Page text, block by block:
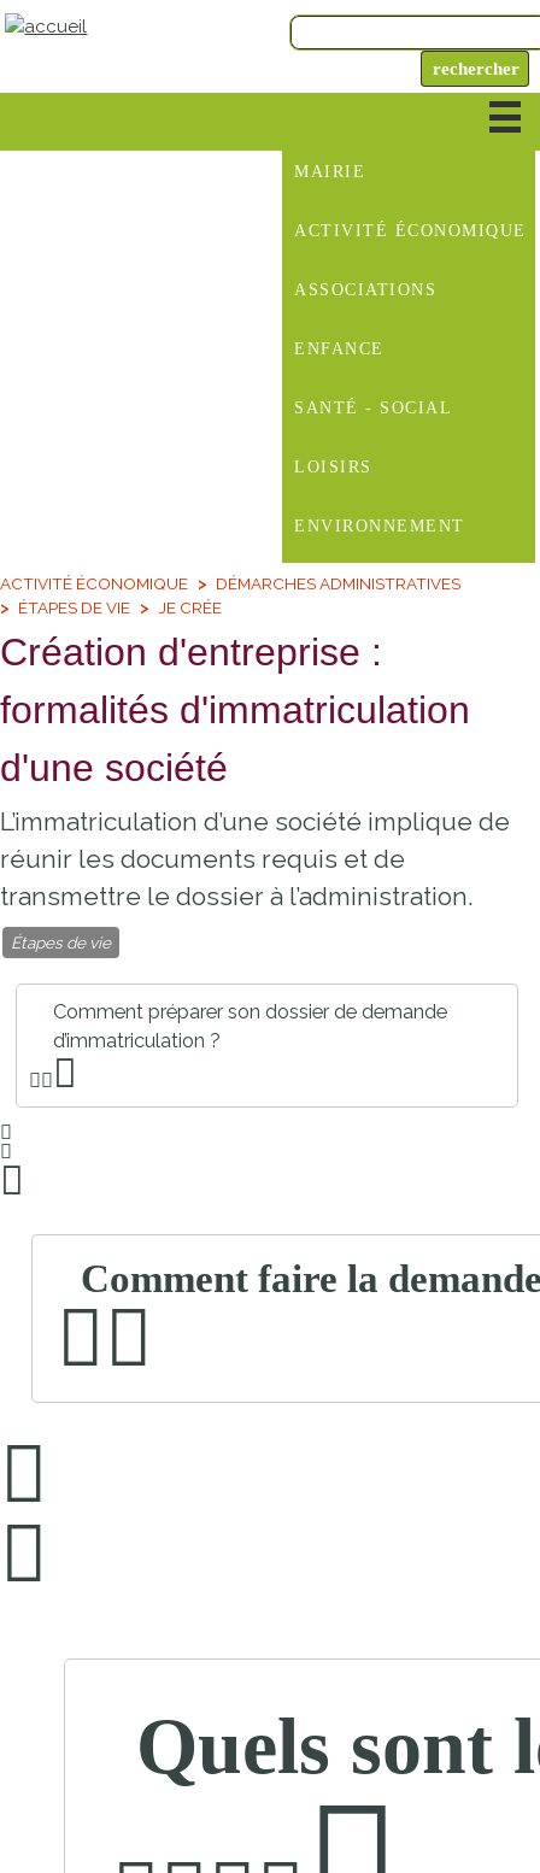
MAIRIE
ACTIVITÉ ÉCONOMIQUE
ASSOCIATIONS
ENFANCE
SANTÉ - SOCIAL
LOISIRS
ENVIRONNEMENT
ACTIVITÉ ÉCONOMIQUE
DÉMARCHES ADMINISTRATIVES
ÉTAPES DE VIE
JE CRÉE
Création d'entreprise :
formalités d'immatriculation
d'une société
L’immatriculation d’une société implique de
réunir les documents requis et de
transmettre le dossier à l’administration.
Étapes de vie
Comment préparer son dossier de demande
d’immatriculation ?
Comment faire la
Quels sont